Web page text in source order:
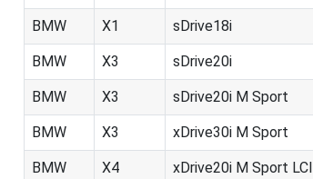
BMW X1 sDrive18i
BMW X3 sDrive20i
BMW X3 sDrive20i M Sport
BMW X3 xDrive30i M Sport
BMW X4 xDrive20i M Sport LCI